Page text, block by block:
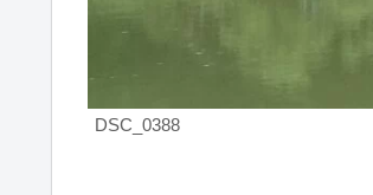
DSC_0388